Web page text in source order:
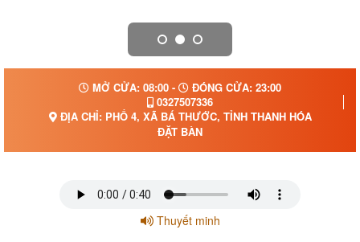
MỞ CỬA: 08:00 -
ĐÓNG CỬA: 23:00
0327507336
ĐỊA CHỈ: PHỐ 4, XÃ BÁ THƯỚC, TỈNH THANH HÓA
ĐẶT BÀN
Thuyết minh